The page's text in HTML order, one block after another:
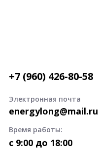
+7 (960) 426-80-58
Электронная почта
energylong@mail.ru
Время работы:
c 9:00 до 18:00